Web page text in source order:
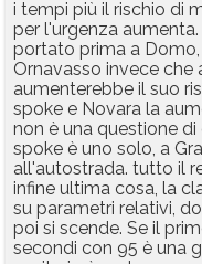
i tempi più il rischio di
per l'urgenza
portato prima a
Ornavasso invece che
aumenterebbe il suo
spoke e Novara la
non è una questione
spoke è uno solo, a
all'autostrada. tutto il
infine ultima cosa, la
su parametri relativi,
poi si scende. Se il
secondi con 95 è una